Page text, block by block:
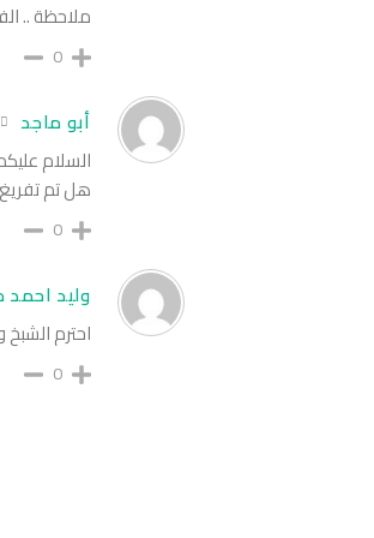
ملاحظة ..
0
أبو ماجد
السلام
هل تم
0
وليد احمد
احترم
0